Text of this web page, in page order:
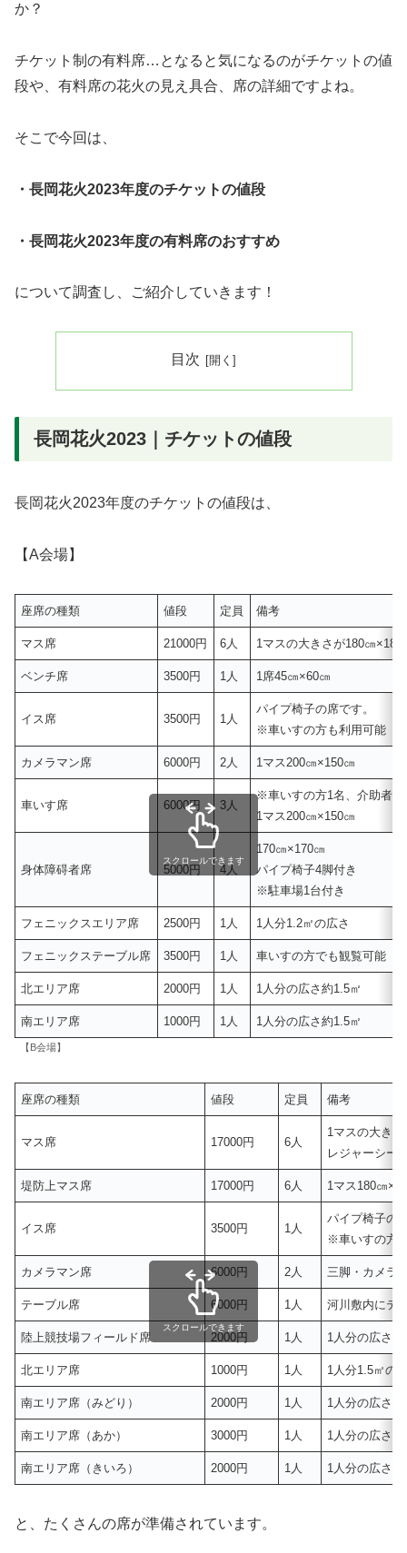
か？
チケット制の有料席…となると気になるのがチケットの値
段や、有料席の花火の見え具合、席の詳細ですよね。
そこで今回は、
・長岡花火2023年度のチケットの値段
・長岡花火2023年度の有料席のおすすめ
について調査し、ご紹介していきます！
目次
長岡花火2023｜チケットの値段
長岡花火2023年度のチケットの値段は、
【A会場】
座席の種類 値段 定員 備考
マス席 21000円 6人 1マスの大きさが180㎝×180
ベンチ席 3500円 1人 1席45㎝×60㎝
イス席 3500円 1人
パイプ椅子の席です。
※車いすの方も利用可能
カメラマン席 6000円 2人 1マス200㎝×150㎝
車いす席 6000円 3人
※車いすの方1名、介助者2
1マス200㎝×150㎝
身体障碍者席 5000円 4人
170㎝×170㎝
パイプ椅子4脚付き
※駐車場1台付き
フェニックスエリア席 2500円 1人 1人分1.2㎡の広さ
フェニックステーブル席 3500円 1人 車いすの方でも観覧可能
北エリア席 2000円 1人 1人分の広さ約1.5㎡
南エリア席 1000円 1人 1人分の広さ約1.5㎡
スクロールできます
【B会場】
座席の種類 値段 定員 備考
マス席 17000円 6人
1マスの大き
レジャーシー
堤防上マス席 17000円 6人 1マス180㎝
イス席 3500円 1人
パイプ椅子の
※車いすの方
カメラマン席 6000円 2人 三脚・カメラ
テーブル席 6000円 1人 河川敷内にテ
陸上競技場フィールド席 2000円 1人 1人分の広さ
北エリア席 1000円 1人 1人分1.5㎡の
南エリア席（みどり） 2000円 1人 1人分の広さ
南エリア席（あか） 3000円 1人 1人分の広さ
南エリア席（きいろ） 2000円 1人 1人分の広さ
スクロールできます
と、たくさんの席が準備されています。